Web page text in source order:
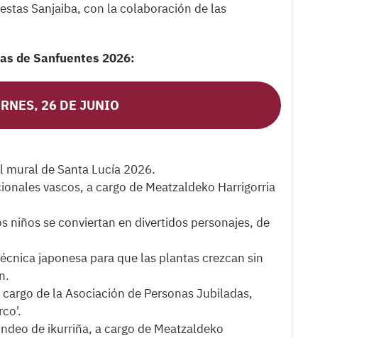
Sanjaiba, con la colaboración de las
de Sanfuentes 2026:
26 DE JUNIO
mural de Santa Lucía 2026.
vascos, a cargo de Meatzaldeko Harrigorria
niños se conviertan en divertidos personajes, de
japonesa para que las plantas crezcan sin
de la Asociación de Personas Jubiladas,
de ikurriña, a cargo de Meatzaldeko